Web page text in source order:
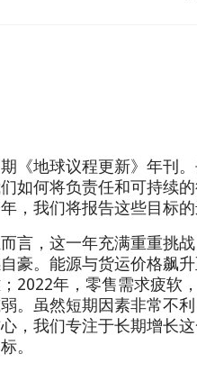
《地球议程更新》年刊
如何将负责任和可持续
，我们将报告这些目标的
言，这一年充满重重挑
豪。能源与货运价格飙
2022年，零售需求疲软
。虽然短期因素非常不
，我们专注于长期增长
。